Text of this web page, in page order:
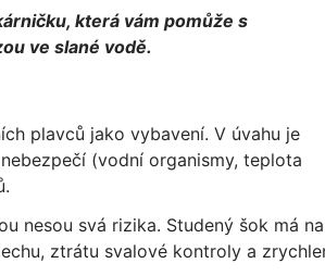
která vám pomůže s
ve slané vodě.
plavců jako vybavení. V úvahu je
(vodní organismy, teplota
nesou svá rizika. Studený šok má na
ztrátu svalové kontroly a